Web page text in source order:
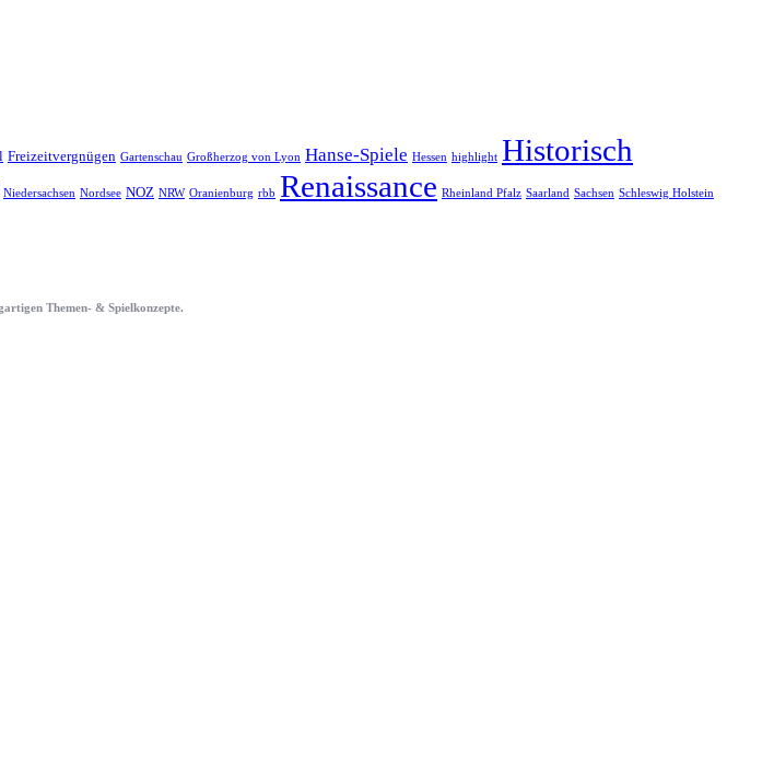
Freizeitvergnügen Gartenschau Großherzog von Lyon Hanse-Spiele Hessen highlight Historisch
Niedersachsen Nordsee NOZ NRW Oranienburg rbb Renaissance Rheinland Pfalz Saarland Sachsen Schleswig Holstein
Themen- & Spielkonzepte.